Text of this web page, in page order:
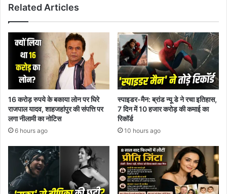
Related Articles
16 करोड़ रुपये के बकाया लोन पर घिरे
राजपाल यादव, शाहजहांपुर की संपत्ति पर
लगा नीलामी का नोटिस
6 hours ago
स्पाइडर-मैन: ब्रांड न्यू डे ने रचा इतिहास,
7 दिन में 10 हजार करोड़ की कमाई का
रिकॉर्ड
10 hours ago